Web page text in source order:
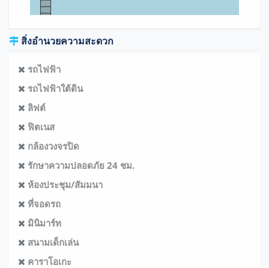
สิ่งอำนวยความสะดวก
รถไฟฟ้า
รถไฟฟ้าใต้ดิน
ลิฟต์
ฟิตเนส
กล้องวงจรปิด
รักษาความปลอดภัย 24 ชม.
ห้องประชุม/สัมมนา
ที่จอดรถ
มินิมาร์ท
สนามเด็กเล่น
คาราโอเกะ